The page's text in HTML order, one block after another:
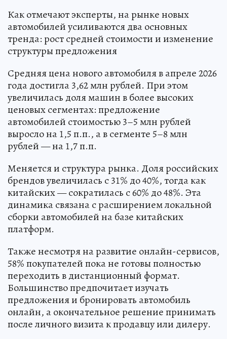
Как отмечают эксперты, на рынке новых
автомобилей усиливаются два основных
тренда: рост средней стоимости и изменение
структуры предложения
Средняя цена нового автомобиля в апреле 2026
года достигла 3,62 млн рублей. При этом
увеличилась доля машин в более высоких
ценовых сегментах: предложение
автомобилей стоимостью 3–5 млн рублей
выросло на 1,5 п.п., а в сегменте 5–8 млн
рублей — на 1,7 п.п.
Меняется и структура рынка. Доля российских
брендов увеличилась с 31% до 40%, тогда как
китайских — сократилась с 60% до 48%. Эта
динамика связана с расширением локальной
сборки автомобилей на базе китайских
платформ.
Также несмотря на развитие онлайн-сервисов,
58% покупателей пока не готовы полностью
переходить в дистанционный формат.
Большинство предпочитает изучать
предложения и бронировать автомобиль
онлайн, а окончательное решение принимать
после личного визита к продавцу или дилеру.